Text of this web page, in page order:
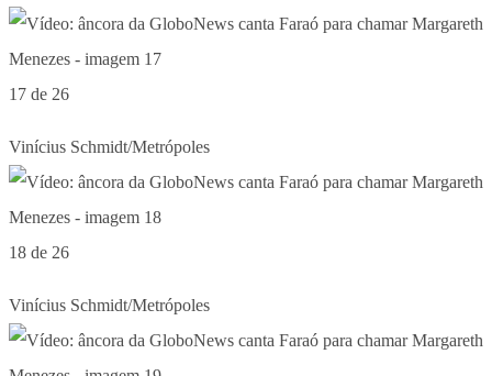
17 de 26
Vinícius Schmidt/Metrópoles
18 de 26
Vinícius Schmidt/Metrópoles